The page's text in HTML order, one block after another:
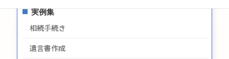
実例集
相続手続き
遺言書作成